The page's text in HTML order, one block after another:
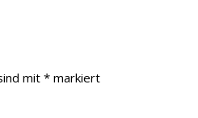
mit * markiert